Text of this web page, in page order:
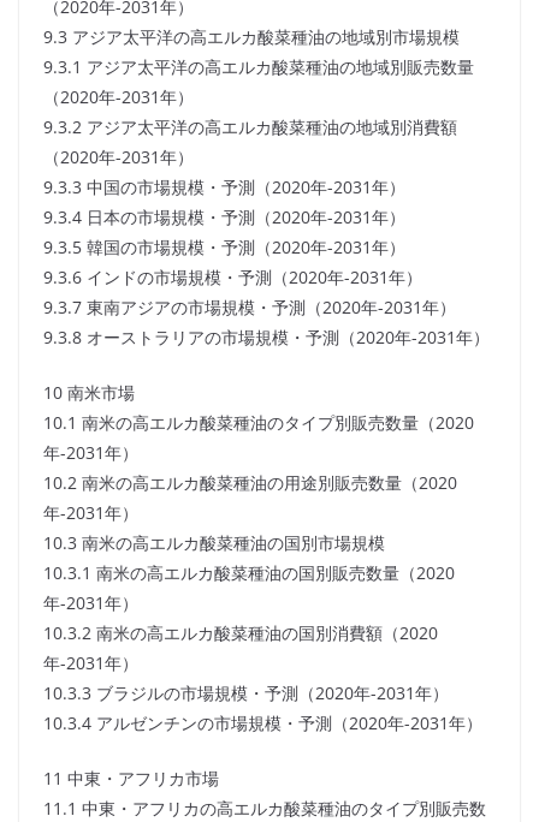
（2020年-2031年）
9.3 アジア太平洋の高エルカ酸菜種油の地域別市場規模
9.3.1 アジア太平洋の高エルカ酸菜種油の地域別販売数量
（2020年-2031年）
9.3.2 アジア太平洋の高エルカ酸菜種油の地域別消費額
（2020年-2031年）
9.3.3 中国の市場規模・予測（2020年-2031年）
9.3.4 日本の市場規模・予測（2020年-2031年）
9.3.5 韓国の市場規模・予測（2020年-2031年）
9.3.6 インドの市場規模・予測（2020年-2031年）
9.3.7 東南アジアの市場規模・予測（2020年-2031年）
9.3.8 オーストラリアの市場規模・予測（2020年-2031年）
10 南米市場
10.1 南米の高エルカ酸菜種油のタイプ別販売数量（2020
年-2031年）
10.2 南米の高エルカ酸菜種油の用途別販売数量（2020
年-2031年）
10.3 南米の高エルカ酸菜種油の国別市場規模
10.3.1 南米の高エルカ酸菜種油の国別販売数量（2020
年-2031年）
10.3.2 南米の高エルカ酸菜種油の国別消費額（2020
年-2031年）
10.3.3 ブラジルの市場規模・予測（2020年-2031年）
10.3.4 アルゼンチンの市場規模・予測（2020年-2031年）
11 中東・アフリカ市場
11.1 中東・アフリカの高エルカ酸菜種油のタイプ別販売数